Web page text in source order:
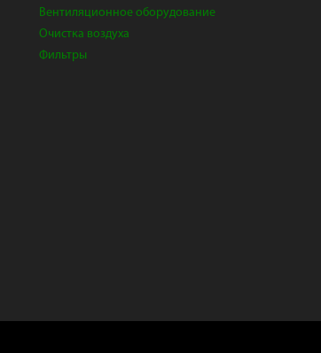
Вентиляционное оборудование
Очистка воздуха
Фильтры